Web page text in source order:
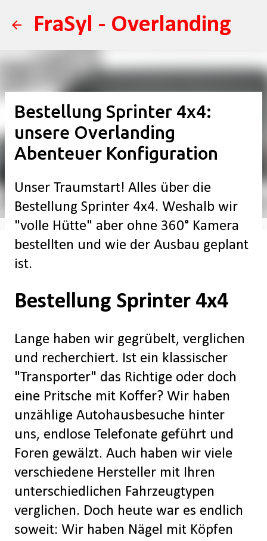
Direkt zum Hauptbereich
FraSyl - Overlanding
Bestellung Sprinter 4x4:
unsere Overlanding
Abenteuer Konfiguration
Unser Traumstart! Alles über die
Bestellung Sprinter 4x4. Weshalb wir
"volle Hütte" aber ohne 360° Kamera
bestellten und wie der Ausbau geplant
ist.
Bestellung Sprinter 4x4
Lange haben wir gegrübelt, verglichen
und recherchiert. Ist ein klassischer
"Transporter" das Richtige oder doch
eine Pritsche mit Koffer? Wir haben
unzählige Autohausbesuche hinter
uns, endlose Telefonate geführt und
Foren gewälzt. Auch haben wir viele
verschiedene Hersteller mit Ihren
unterschiedlichen Fahrzeugtypen
verglichen. Doch heute war es endlich
soweit: Wir haben Nägel mit Köpfen